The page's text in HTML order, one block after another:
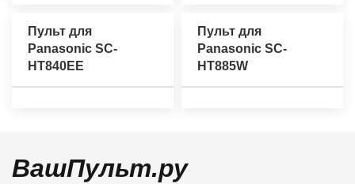
Пульт для
Panasonic SC-
HT840EE
Пульт для
Panasonic SC-
HT885W
ВашПульт.ру